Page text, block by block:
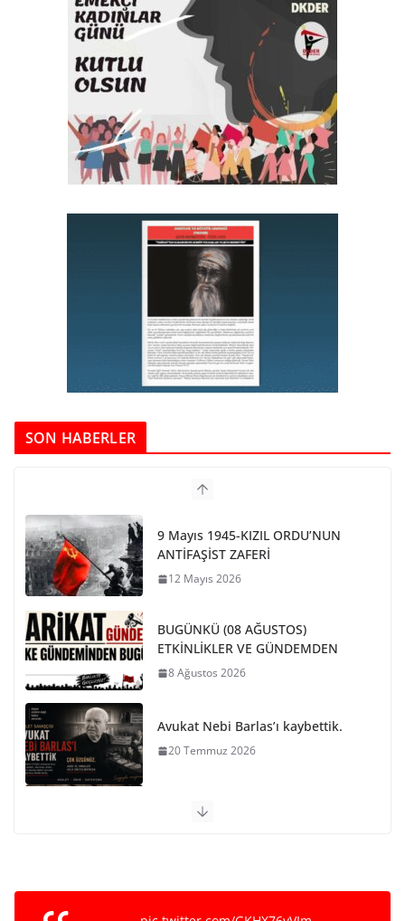
SON HABERLER
9 Mayıs 1945-KIZIL ORDU’NUN
ANTİFAŞİST ZAFERİ
12 Mayıs 2026
BUGÜNKÜ (08 AĞUSTOS)
ETKİNLİKLER VE GÜNDEMDEN
8 Ağustos 2026
Avukat Nebi Barlas’ı kaybettik.
20 Temmuz 2026
PARİS KOMÜNÜ SON BARİKAT